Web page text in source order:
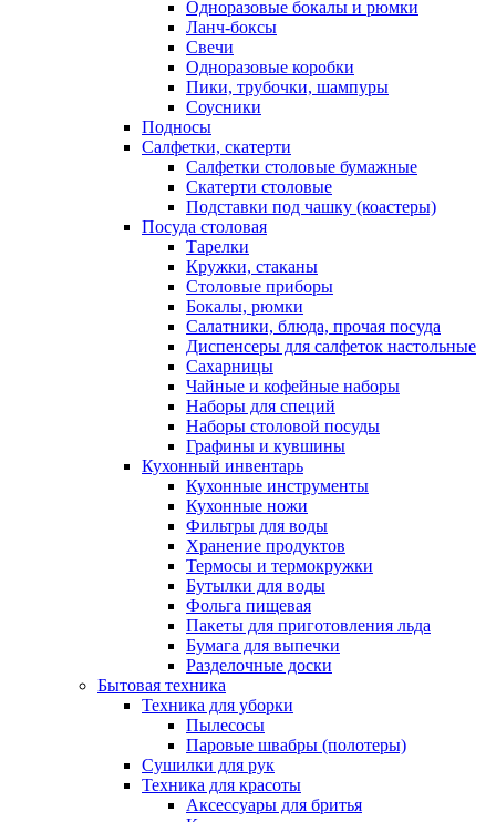
Одноразовые бокалы и рюмки
Ланч-боксы
Свечи
Одноразовые коробки
Пики, трубочки, шампуры
Соусники
Подносы
Салфетки, скатерти
Салфетки столовые бумажные
Скатерти столовые
Подставки под чашку (коастеры)
Посуда столовая
Тарелки
Кружки, стаканы
Столовые приборы
Бокалы, рюмки
Салатники, блюда, прочая посуда
Диспенсеры для салфеток настольные
Сахарницы
Чайные и кофейные наборы
Наборы для специй
Наборы столовой посуды
Графины и кувшины
Кухонный инвентарь
Кухонные инструменты
Кухонные ножи
Фильтры для воды
Хранение продуктов
Термосы и термокружки
Бутылки для воды
Фольга пищевая
Пакеты для приготовления льда
Бумага для выпечки
Разделочные доски
Бытовая техника
Техника для уборки
Пылесосы
Паровые швабры (полотеры)
Сушилки для рук
Техника для красоты
Аксессуары для бритья